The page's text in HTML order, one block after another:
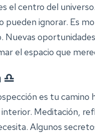
el centro del
pueden ignorar. Es
Nuevas
el espacio que
es tu
Meditación,
Algunos